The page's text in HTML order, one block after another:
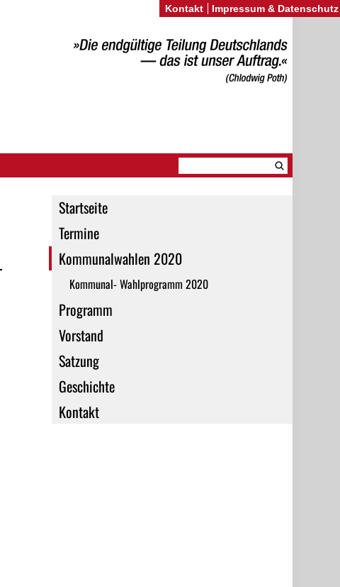
Startseite
Termine
Kommunalwahlen 2020
Kommunal- Wahlprogramm 2020
Programm
Vorstand
Satzung
Geschichte
Kontakt
Kontakt Impressum & Datenschutz